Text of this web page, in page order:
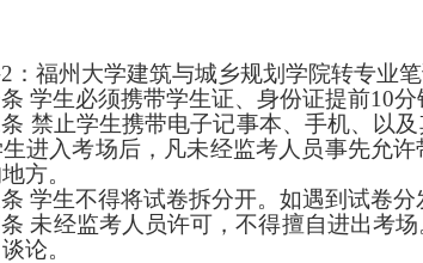
2：福州大学建筑与城乡规划学院转专业
学生必须携带学生证、身份证提前10
禁止学生携带电子记事本、手机、以
进入考场后，凡未经监考人员事先允
方。
学生不得将试卷拆分开。如遇到试卷
未经监考人员许可，不得擅自进出考
论。